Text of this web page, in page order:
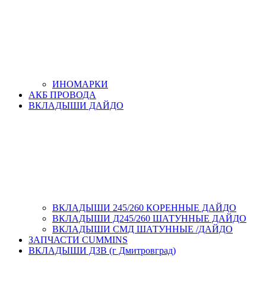
ИНОМАРКИ
АКБ ПРОВОДА
ВКЛАДЫШИ ДАЙДО
ВКЛАДЫШИ 245/260 КОРЕННЫЕ ДАЙДО
ВКЛАДЫШИ Д245/260 ШАТУННЫЕ ДАЙДО
ВКЛАДЫШИ СМД ШАТУННЫЕ /ДАЙДО
ЗАПЧАСТИ CUMMINS
ВКЛАДЫШИ ДЗВ (г Дмитровград)